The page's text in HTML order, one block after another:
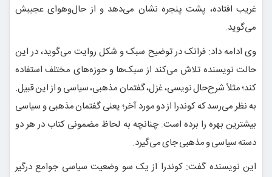
غریب افتاده، پشت پنجره نشان می‌دهد و از حال‌وهوای عجیبش
می‌گوید.
وی ادامه داد: فرانک در توضیح سبک و شکل روایت می‌گوید، در این
حالت نویسنده تلاش می‌کند از سبک‌ها و حوزه‌های مختلف استفاده
کند؛ مثلاً شرح‌حال نویسی، غزل، گفتمان مذهبی، سیاسی و از این قبیل.
به نظر می‌رسد که کوندرا از دو مورد آخر؛ یعنی گفتمان مذهبی و سیاسی
بیشترین بهره را برده است. چنانچه به لحاظ مضمونی کتاب در هر دو
دسته سیاسی و مذهبی جای می‌گیرد.
این نویسنده گفت: کوندرا از یک سو وضعیت سیاسی جوامع درگیر